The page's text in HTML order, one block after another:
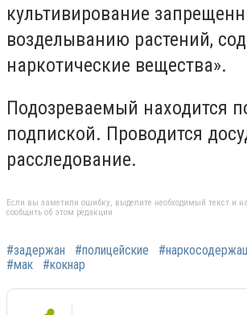
культивирование
возделыванию растений,
наркотические вещества».
Подозреваемый находится
подпиской. Проводится
расследование.
Если вы заметили ошибку, выделите необходимый текст и
сообщить об этом редакции
#задержан #полицейские
#мак
#кокнар